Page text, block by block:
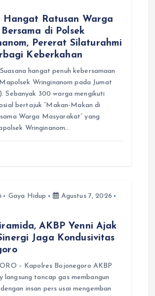
Hangat Ratusan Warga
di Polsek
Pererat Silaturahmi
Keberkahan
hangat penuh kebersamaan
Wringinanom pada Jumat
Sebanyak 300 warga mengikuti
bertajuk “Makan-Makan di
Warga Masyarakat” yang
Wringinanom…
Gaya Hidup
Agustus 7, 2026
AKBP Yenni Ajak
Jaga Kondusivitas
– Kapolres Bojonegoro AKBP
langsung tancap gas membangun
insan pers usai mengemban